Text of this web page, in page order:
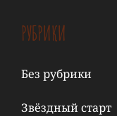
РУБРИКИ
Без рубрики
Звёздный старт